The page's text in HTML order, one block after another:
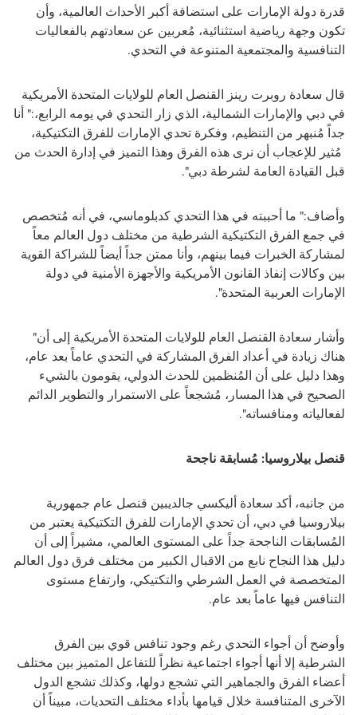
قدرة دولة الإمارات على استضافة أكبر الأحداث العالمية، وأن
تكون وجهة رياضية استثنائية، مُعربين عن سعادتهم بالفعاليات
التنافسية والمجتمعية المتنوعة في التحدي.
قال سعادة روبرت رينز القنصل العام للولايات المتحدة الأمريكية
في دبي والإمارات الشمالية، الذي زار التحدي في يومه الرابع،:" أنا
جداً مُنبهر من التنظيم، وفكرة تحدي الإمارات للفرق التكتيكية،
مُثير للإعجاب أن نرى هذه الفرق وهذا التميز في إدارة الحدث من
قبل القيادة العامة لشرطة دبي".
وأضاف:" ما أحببته في هذا التحدي كدبلوماسي، في أنه مُتخصص
في جمع الفرق التكتيكية الشرطية من مختلف دول العالم معاً
لمشاركة الخبرات فيما بينهم، وأنا ممتن جداً أيضاً للشراكة القوية
بين وكالات إنفاذ القانون الأمريكية والأجهزة الأمنية في دولة
الإمارات العربية المتحدة".
وأشار سعادة القنصل العام للولايات المتحدة الأمريكية إلى أن"
هناك زيادة في أعداد الفرق المشاركة في التحدي عاماً بعد عام،
وهذا دليل على أن المُنظمين للحدث الدولي، يقومون بالشيء
الصحيح في هذا المسار، مُشجعاً على الاستمرار والتطوير الدائم
لفعالياته ومنافساته".
قنصل بيلاروسيا: مُسابقة ناجحة
من جانبه، أكد سعادة أليكسي جالديبين قنصل عام جمهورية
بيلاروسيا في دبي، أن تحدي الإمارات للفرق التكتيكية يعتبر من
المُسابقات الناجحة جداً على المستوى العالمي، مشيراً إلى أن
دليل هذا النجاح نابع من الاقبال الكبير من مختلف فرق دول العالم
المتخصصة في العمل الشرطي والتكتيكي، وارتفاع مستوى
التنافس فيها عاماً بعد عام.
وأوضح أن أجواء التحدي رغم وجود تنافس قوي بين الفرق
الشرطية إلا أنها أجواء اجتماعية نظراً للتفاعل المتميز بين مختلف
أعضاء الفرق والجماهير التي تشجع دولها، وكذلك تشجع الدول
الآخرى المتنافسة خلال قيامها بأداء مختلف التحديات، مبيناً أن